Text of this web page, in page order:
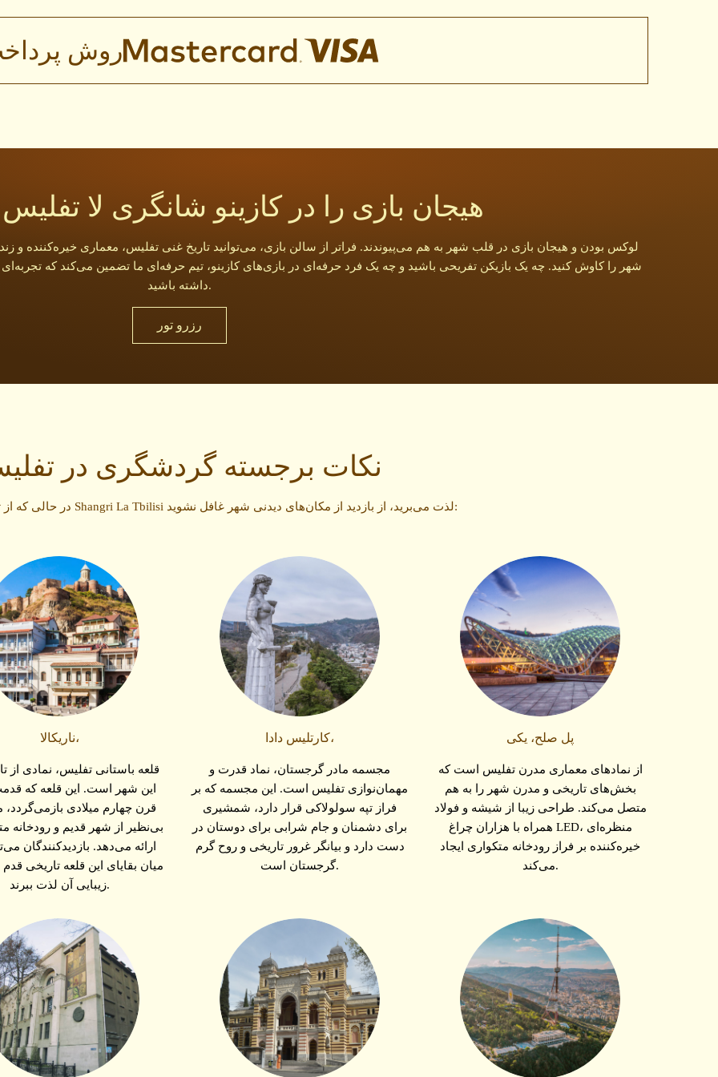
روش
هیجان بازی را در کازینو شانگری لا
شهر را کاوش کنید. چه یک بازیکن تفریحی باشید و چه یک فرد حرفه‌ای در بازی‌های کازینو، تیم حرفه‌ای ما تضمین می‌کند که
داشته باشید.
رزرو تور
نکات برجسته گردشگری در
در حالی که از تجربه بازی در کازینو Shangri La Tbilisi لذت می‌برید، از بازدید از مکان‌های دیدنی شهر غافل نشوید:
ناریکالا،
قلعه باستانی تفلیس، نمادی از
این شهر است. این قلعه که
قرن چهارم میلادی
بی‌نظیر از شهر قدیم و رودخانه
ارائه می‌دهد. بازدیدکنندگان
میان بقایای این قلعه تاریخی قدم
زیبایی آن لذت ببرند.
کارتلیس دادا،
مجسمه مادر گرجستان، نماد قدرت و
مهمان‌نوازی تفلیس است. این مجسمه که بر
فراز تپه سولولاکی قرار دارد، شمشیری
برای دشمنان و جام شرابی برای دوستان در
دست دارد و بیانگر غرور تاریخی و روح گرم
گرجستان است.
پل صلح، یکی
از نمادهای معماری مدرن تفلیس است که
بخش‌های تاریخی و مدرن شهر را به هم
متصل می‌کند. طراحی زیبا از شیشه و فولاد
همراه با هزاران چراغ LED، منظره‌ای
خیره‌کننده بر فراز رودخانه متکواری ایجاد
می‌کند.